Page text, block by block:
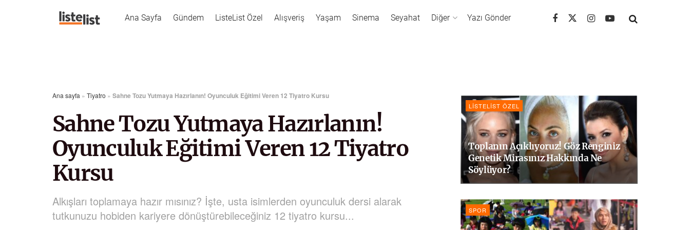
Ana Sayfa Gündem ListeList Özel Alışveriş Yaşam Sinema Seyahat Diğer Yazı Gönder
Ana sayfa » Tiyatro » Sahne Tozu Yutmaya Hazırlanın! Oyunculuk Eğitimi Veren 12 Tiyatro Kursu
Sahne Tozu Yutmaya Hazırlanın!
Oyunculuk Eğitimi Veren 12 Tiyatro
Kursu
Alkışları toplamaya hazır mısınız? İşte, usta isimlerden oyunculuk dersi alarak
tutkunuzu hobiden kariyere dönüştürebileceğiniz 12 tiyatro kursu...
LISTELIST ÖZEL
Toplanın Açıklıyoruz! Göz Renginiz
Genetik Mirasınız Hakkında Ne
Söylüyor?
SPOR